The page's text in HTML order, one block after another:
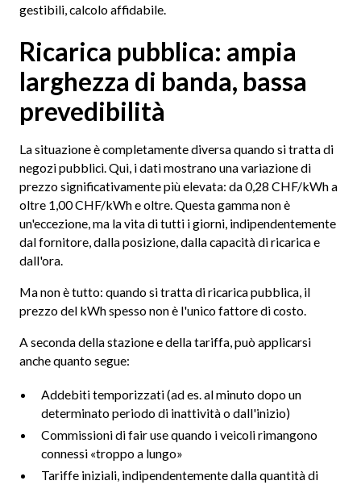
gestibili, calcolo affidabile.
Ricarica pubblica: ampia
larghezza di banda, bassa
prevedibilità
La situazione è completamente diversa quando si tratta di
negozi pubblici. Qui, i dati mostrano una variazione di
prezzo significativamente più elevata: da 0,28 CHF/kWh a
oltre 1,00 CHF/kWh e oltre. Questa gamma non è
un'eccezione, ma la vita di tutti i giorni, indipendentemente
dal fornitore, dalla posizione, dalla capacità di ricarica e
dall'ora.
Ma non è tutto: quando si tratta di ricarica pubblica, il
prezzo del kWh spesso non è l'unico fattore di costo.
A seconda della stazione e della tariffa, può applicarsi
anche quanto segue:
Addebiti temporizzati (ad es. al minuto dopo un
determinato periodo di inattività o dall'inizio)
Commissioni di fair use quando i veicoli rimangono
connessi «troppo a lungo»
Tariffe iniziali, indipendentemente dalla quantità di